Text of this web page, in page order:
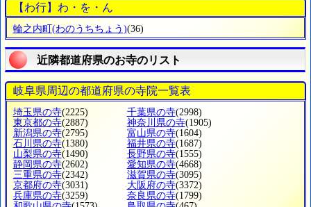
【わ行】わ・を・ん
輪之内町 (わのうちちょう)(36)
近隣都道府県のお寺のリスト
岐阜県周辺の都道府県の寺院一覧表
埼玉県の寺(2225) 千葉県の寺(2998)
東京都の寺(2887) 神奈川県の寺(1905)
新潟県の寺(2795) 富山県の寺(1604)
石川県の寺(1380) 福井県の寺(1687)
山梨県の寺(1490) 長野県の寺(1555)
静岡県の寺(2602) 愛知県の寺(4668)
三重県の寺(2342) 滋賀県の寺(3095)
京都府の寺(3031) 大阪府の寺(3372)
兵庫県の寺(3259) 奈良県の寺(1799)